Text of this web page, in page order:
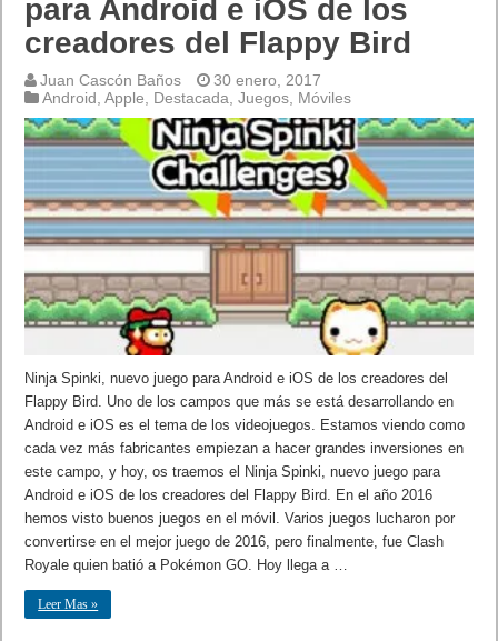
para Android e iOS de los
creadores del Flappy Bird
Juan Cascón Baños
30 enero, 2017
Android ,Apple Destacada ,Juegos Móviles
Ninja Spinki, nuevo juego para Android e iOS de los creadores del
Flappy Bird. Uno de los campos que más se está desarrollando en
Android e iOS es el tema de los videojuegos. Estamos viendo como
cada vez más fabricantes empiezan a hacer grandes inversiones en
este campo, y hoy, os traemos el Ninja Spinki, nuevo juego para
Android e iOS de los creadores del Flappy Bird. En el año 2016
hemos visto buenos juegos en el móvil. Varios juegos lucharon por
convertirse en el mejor juego de 2016, pero finalmente, fue Clash
Royale quien batió a Pokémon GO. Hoy llega a …
Leer Mas »